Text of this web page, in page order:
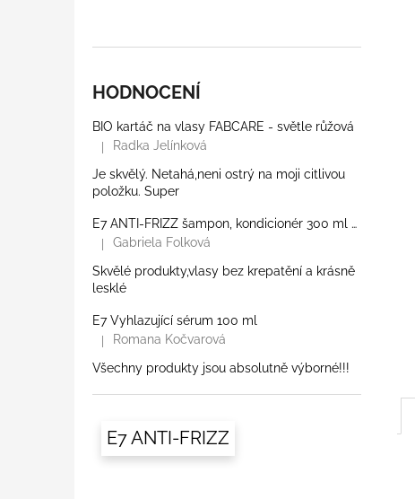
HODNOCENÍ
BIO kartáč na vlasy FABCARE - světle růžová
Hodnocení produktu je 5 z 5 hvězdiček.
Radka Jelínková
Je skvělý. Netahá,neni ostrý na moji citlivou
položku. Super
E7 ANTI-FRIZZ šampon, kondicionér 300 ml a lesk
Hodnocení produktu je 5 z 5 hvězdiček.
Gabriela Folková
Skvělé produkty,vlasy bez krepatění a krásně
lesklé
E7 Vyhlazující sérum 100 ml
Hodnocení produktu je 5 z 5 hvězdiček.
Romana Kočvarová
Všechny produkty jsou absolutně výborné!!!
E7 ANTI-FRIZZ